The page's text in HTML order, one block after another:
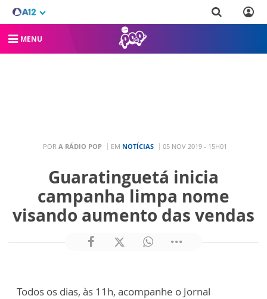
MENU
POR A RÁDIO POP EM NOTÍCIAS 05 NOV 2019 - 15H01
Guaratinguetá inicia
campanha limpa nome
visando aumento das vendas
Todos os dias, às 11h, acompanhe o Jornal